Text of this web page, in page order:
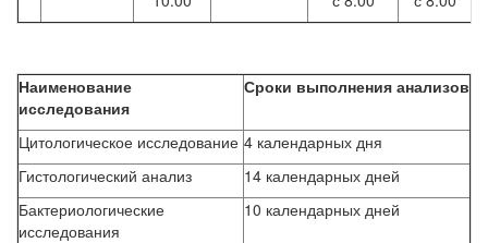
Наименование
исследования
Сроки выполнения анализов
Цитологическое исследование 4 календарных дня
Гистологический анализ
14 календарных дней
Бактериологические
исследования
10 календарных дней